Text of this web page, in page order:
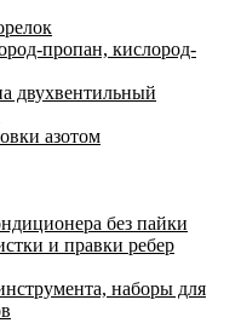
пропан, кислород-
двухвентильный
азотом
без пайки
и правки ребер
наборы для